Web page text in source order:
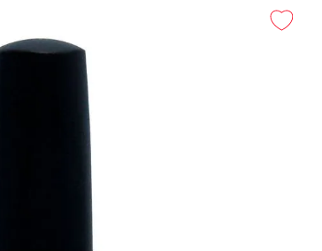
. ion
protectores termicos